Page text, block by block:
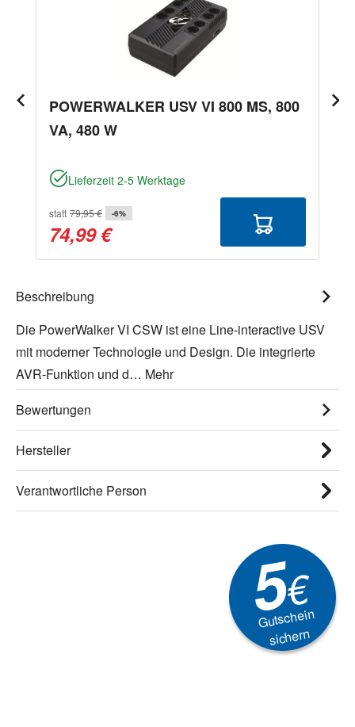
POWERWALKER USV VI 800 MS, 800
VA, 480 W
Lieferzeit 2-5 Werktage
statt 79,95 € -6%
74,99 €
Beschreibung
Die PowerWalker VI CSW ist eine Line-interactive USV
mit moderner Technologie und Design. Die integrierte
AVR-Funktion und d… Mehr
Bewertungen
Hersteller
Verantwortliche Person
5€
Gutschein
sichern